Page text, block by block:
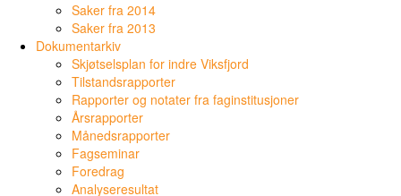
Saker fra 2014
Saker fra 2013
Dokumentarkiv
Skjøtselsplan for indre Viksfjord
Tilstandsrapporter
Rapporter og notater fra faginstitusjoner
Årsrapporter
Månedsrapporter
Fagseminar
Foredrag
Analyseresultat